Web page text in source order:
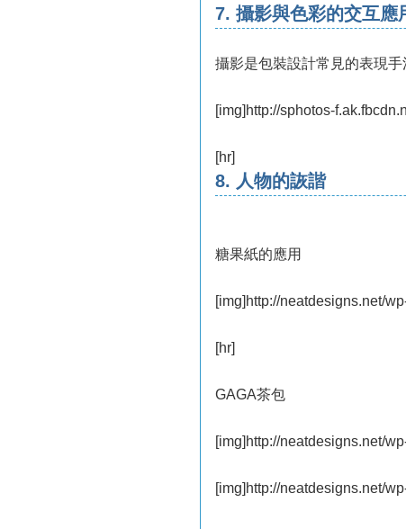
7. 攝影與色彩的交互應
攝影是包裝設計常見的表現
[img]http://sphotos-
[hr]
8. 人物的詼諧
糖果紙的應用
[img]http://neatdesigns.net/
[hr]
GAGA茶包
[img]http://neatdesigns.net/
[img]http://neatdesigns.net/